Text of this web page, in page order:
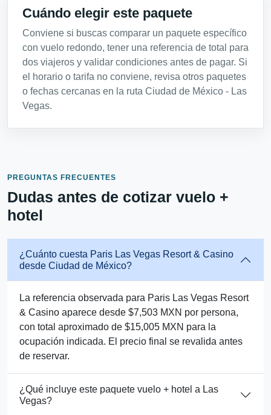
Cuándo elegir este paquete
Conviene si buscas comparar un paquete específico
con vuelo redondo, tener una referencia de total para
dos viajeros y validar condiciones antes de pagar. Si
el horario o tarifa no conviene, revisa otros paquetes
o fechas cercanas en la ruta Ciudad de México - Las
Vegas.
PREGUNTAS FRECUENTES
Dudas antes de cotizar vuelo +
hotel
¿Cuánto cuesta Paris Las Vegas Resort & Casino
desde Ciudad de México?
La referencia observada para Paris Las Vegas Resort
& Casino aparece desde $7,503 MXN por persona,
con total aproximado de $15,005 MXN para la
ocupación indicada. El precio final se revalida antes
de reservar.
¿Qué incluye este paquete vuelo + hotel a Las
Vegas?